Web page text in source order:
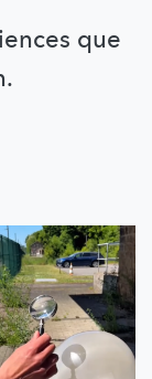
que